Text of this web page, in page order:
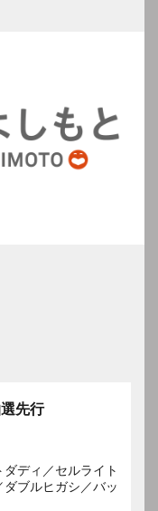
先行
ディ／セルライト
ブルヒガシ／バッ